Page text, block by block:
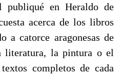
en Heraldo de
acerca de los libros
a catorce aragonesas de
literatura, la pintura o el
completos de cada